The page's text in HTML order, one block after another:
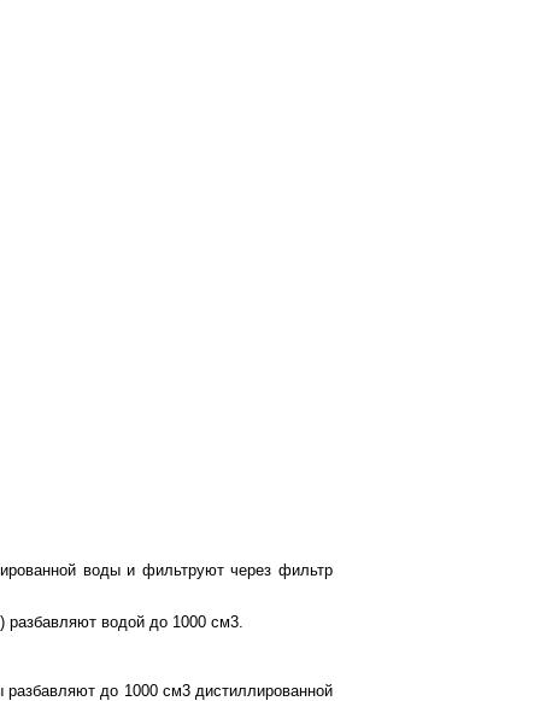
воды и фильтруют через фильтр
водой до 1000 см3.
разбавляют до 1000 см3 дистиллированной